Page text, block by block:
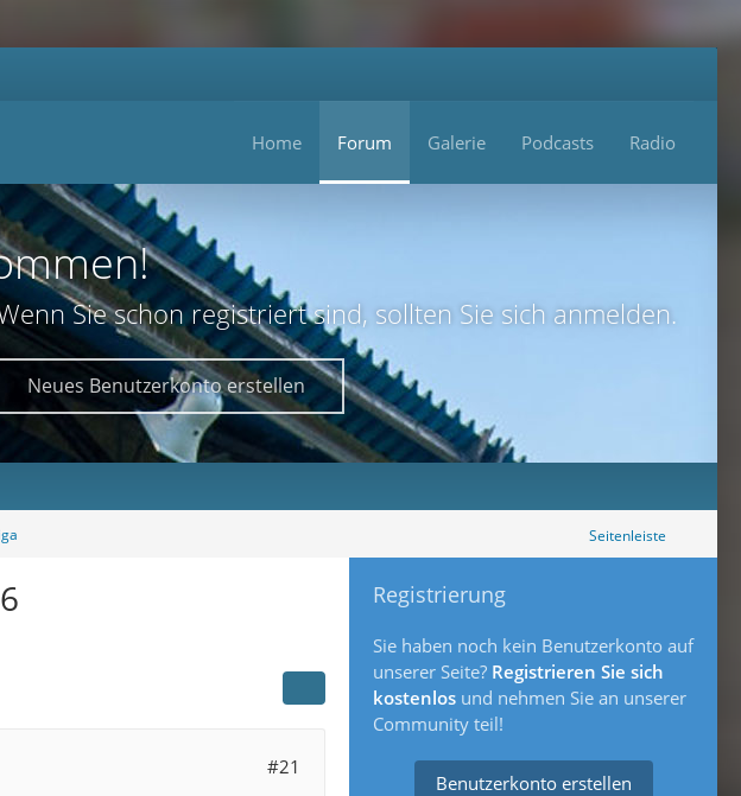
Home Forum Galerie Podcasts Radio
Sie schon registriert sind, sollten Sie sich anmelden.
Neues Benutzerkonto erstellen
Seitenleiste
#21
Registrierung
Sie haben noch kein Benutzerkonto auf
unserer Seite? Registrieren Sie sich
kostenlos und nehmen Sie an unserer
Community teil!
Benutzerkonto erstellen